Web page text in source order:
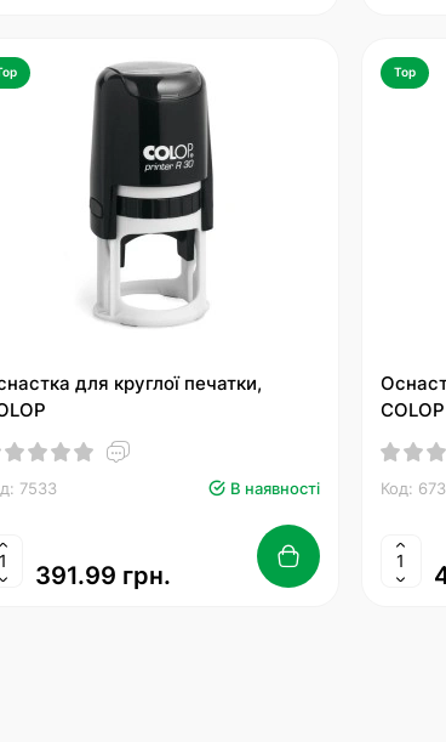
для круглої печатки,
7533 В наявності
391.99 грн.
Top
COLOP
Код: